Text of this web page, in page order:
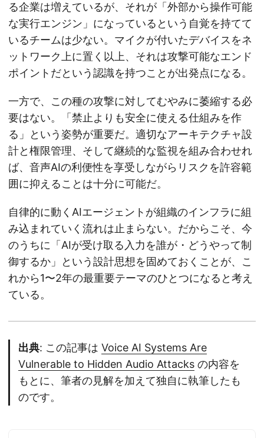
る企業は増えているが、それが「外部から操作可能
な実行エンジン」になっているという自覚を持てて
いるチームは少ない。マイクが付いたデバイスをネ
ットワーク上に置く以上、それは攻撃可能なエンド
ポイントだという認識を持つことが出発点になる。
一方で、この種の攻撃に対してむやみに萎縮する必
要はない。「禁止よりも安全に使える仕組みを作
る」という姿勢が重要だ。適切なアーキテクチャ設
計と権限管理、そして継続的な監視を組み合わせれ
ば、音声AIの利便性を享受しながらリスクを許容範
囲に抑えることは十分に可能だ。
自律的に動くAIエージェントが組織のインフラに組
み込まれていく流れは止まらない。だからこそ、今
のうちに「AIが受け取る入力を誰が・どうやって制
御するか」という設計思想を固めておくことが、こ
れから1〜2年の最重要テーマのひとつになると考え
ている。
出典: この記事は Voice AI Systems Are
Vulnerable to Hidden Audio Attacks の内容を
もとに、筆者の見解を加えて独自に執筆したも
のです。